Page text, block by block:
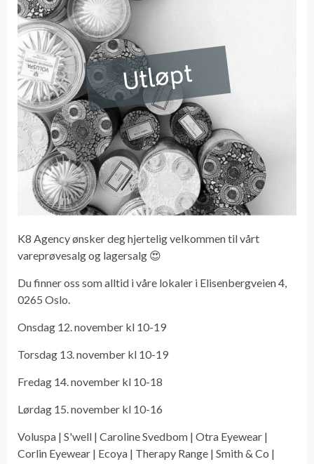
Utløpt
K8 Agency ønsker deg hjertelig velkommen til vårt
vareprøvesalg og lagersalg 😍
Du finner oss som alltid i våre lokaler i Elisenbergveien 4,
0265 Oslo.
Onsdag 12. november kl 10-19
Torsdag 13. november kl 10-19
Fredag 14. november kl 10-18
Lørdag 15. november kl 10-16
Voluspa | S'well | Caroline Svedbom | Otra Eyewear |
Corlin Eyewear | Ecoya | Therapy Range | Smith & Co |